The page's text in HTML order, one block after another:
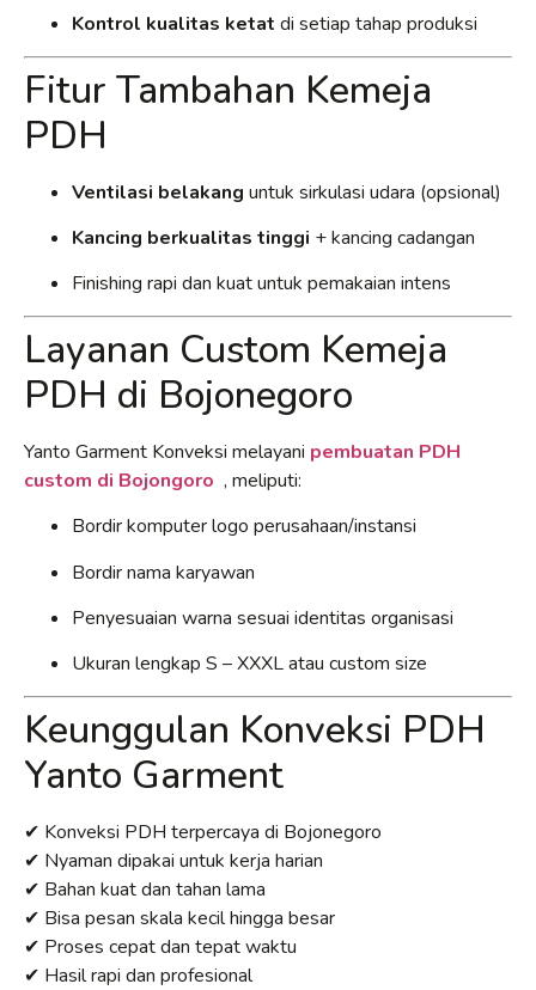
Kontrol kualitas ketat di setiap tahap produksi
Fitur Tambahan Kemeja
PDH
Ventilasi belakang untuk sirkulasi udara (opsional)
Kancing berkualitas tinggi + kancing cadangan
Finishing rapi dan kuat untuk pemakaian intens
Layanan Custom Kemeja
PDH di Bojonegoro
Yanto Garment Konveksi melayani pembuatan PDH
custom di Bojongoro , meliputi:
Bordir komputer logo perusahaan/instansi
Bordir nama karyawan
Penyesuaian warna sesuai identitas organisasi
Ukuran lengkap S – XXXL atau custom size
Keunggulan Konveksi PDH
Yanto Garment
✔ Konveksi PDH terpercaya di Bojonegoro
✔ Nyaman dipakai untuk kerja harian
✔ Bahan kuat dan tahan lama
✔ Bisa pesan skala kecil hingga besar
✔ Proses cepat dan tepat waktu
✔ Hasil rapi dan profesional